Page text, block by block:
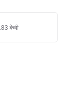
केबी